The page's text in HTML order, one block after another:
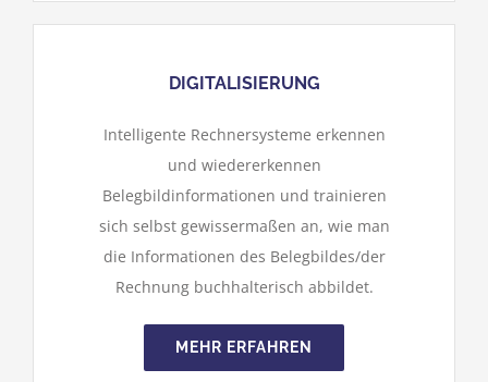
DIGITALISIERUNG
Intelligente Rechnersysteme erkennen
und wiedererkennen
Belegbildinformationen und trainieren
sich selbst gewissermaßen an, wie man
die Informationen des Belegbildes/der
Rechnung buchhalterisch abbildet.
MEHR ERFAHREN